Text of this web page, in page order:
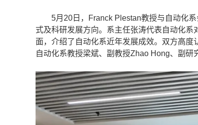
5月20日，Franck Plestan教授与自动化系
式及科研发展方向。系主任张涛代表自动化
面，介绍了自动化系近年发展成效。双方高度
自动化系教授梁斌、副教授Zhao Hong、副研